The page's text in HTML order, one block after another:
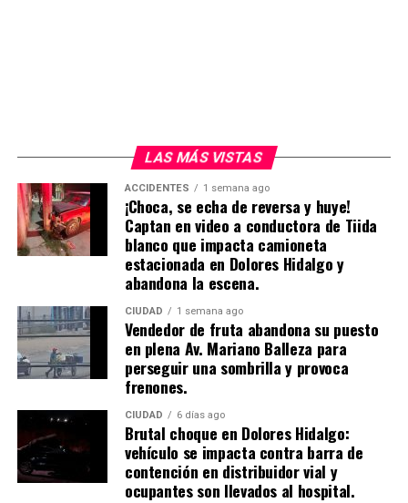
LAS MÁS VISTAS
ACCIDENTES 1 semana ago
¡Choca, se echa de reversa y huye!
Captan en video a conductora de Tiida
blanco que impacta camioneta
estacionada en Dolores Hidalgo y
abandona la escena.
CIUDAD 1 semana ago
Vendedor de fruta abandona su puesto
en plena Av. Mariano Balleza para
perseguir una sombrilla y provoca
frenones.
CIUDAD 6 días ago
Brutal choque en Dolores Hidalgo:
vehículo se impacta contra barra de
contención en distribuidor vial y
ocupantes son llevados al hospital.